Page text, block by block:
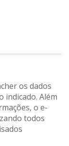
os dados
indicado. Além
o e-
todos